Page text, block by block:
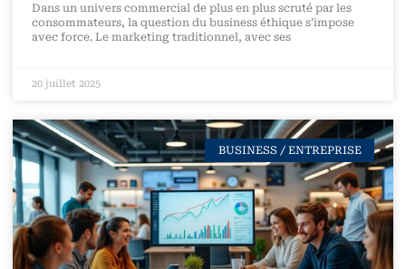
Dans un univers commercial de plus en plus scruté par les
consommateurs, la question du business éthique s’impose
avec force. Le marketing traditionnel, avec ses
20 juillet 2025
BUSINESS / ENTREPRISE